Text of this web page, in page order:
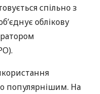
спільно з
облікову
популярнішим. На